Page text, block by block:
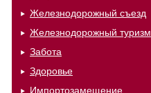
Железнодорожный съезд
Железнодорожный туризм
Забота
Здоровье
Импортозамещение